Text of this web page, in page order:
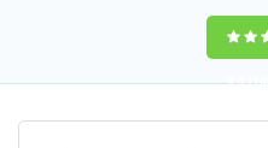
9,5